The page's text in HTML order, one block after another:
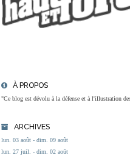
À PROPOS
"Ce blog est dévolu à la défense et à l'illustration
ARCHIVES
lun. 03 août - dim. 09 août
lun. 27 juil. - dim. 02 août